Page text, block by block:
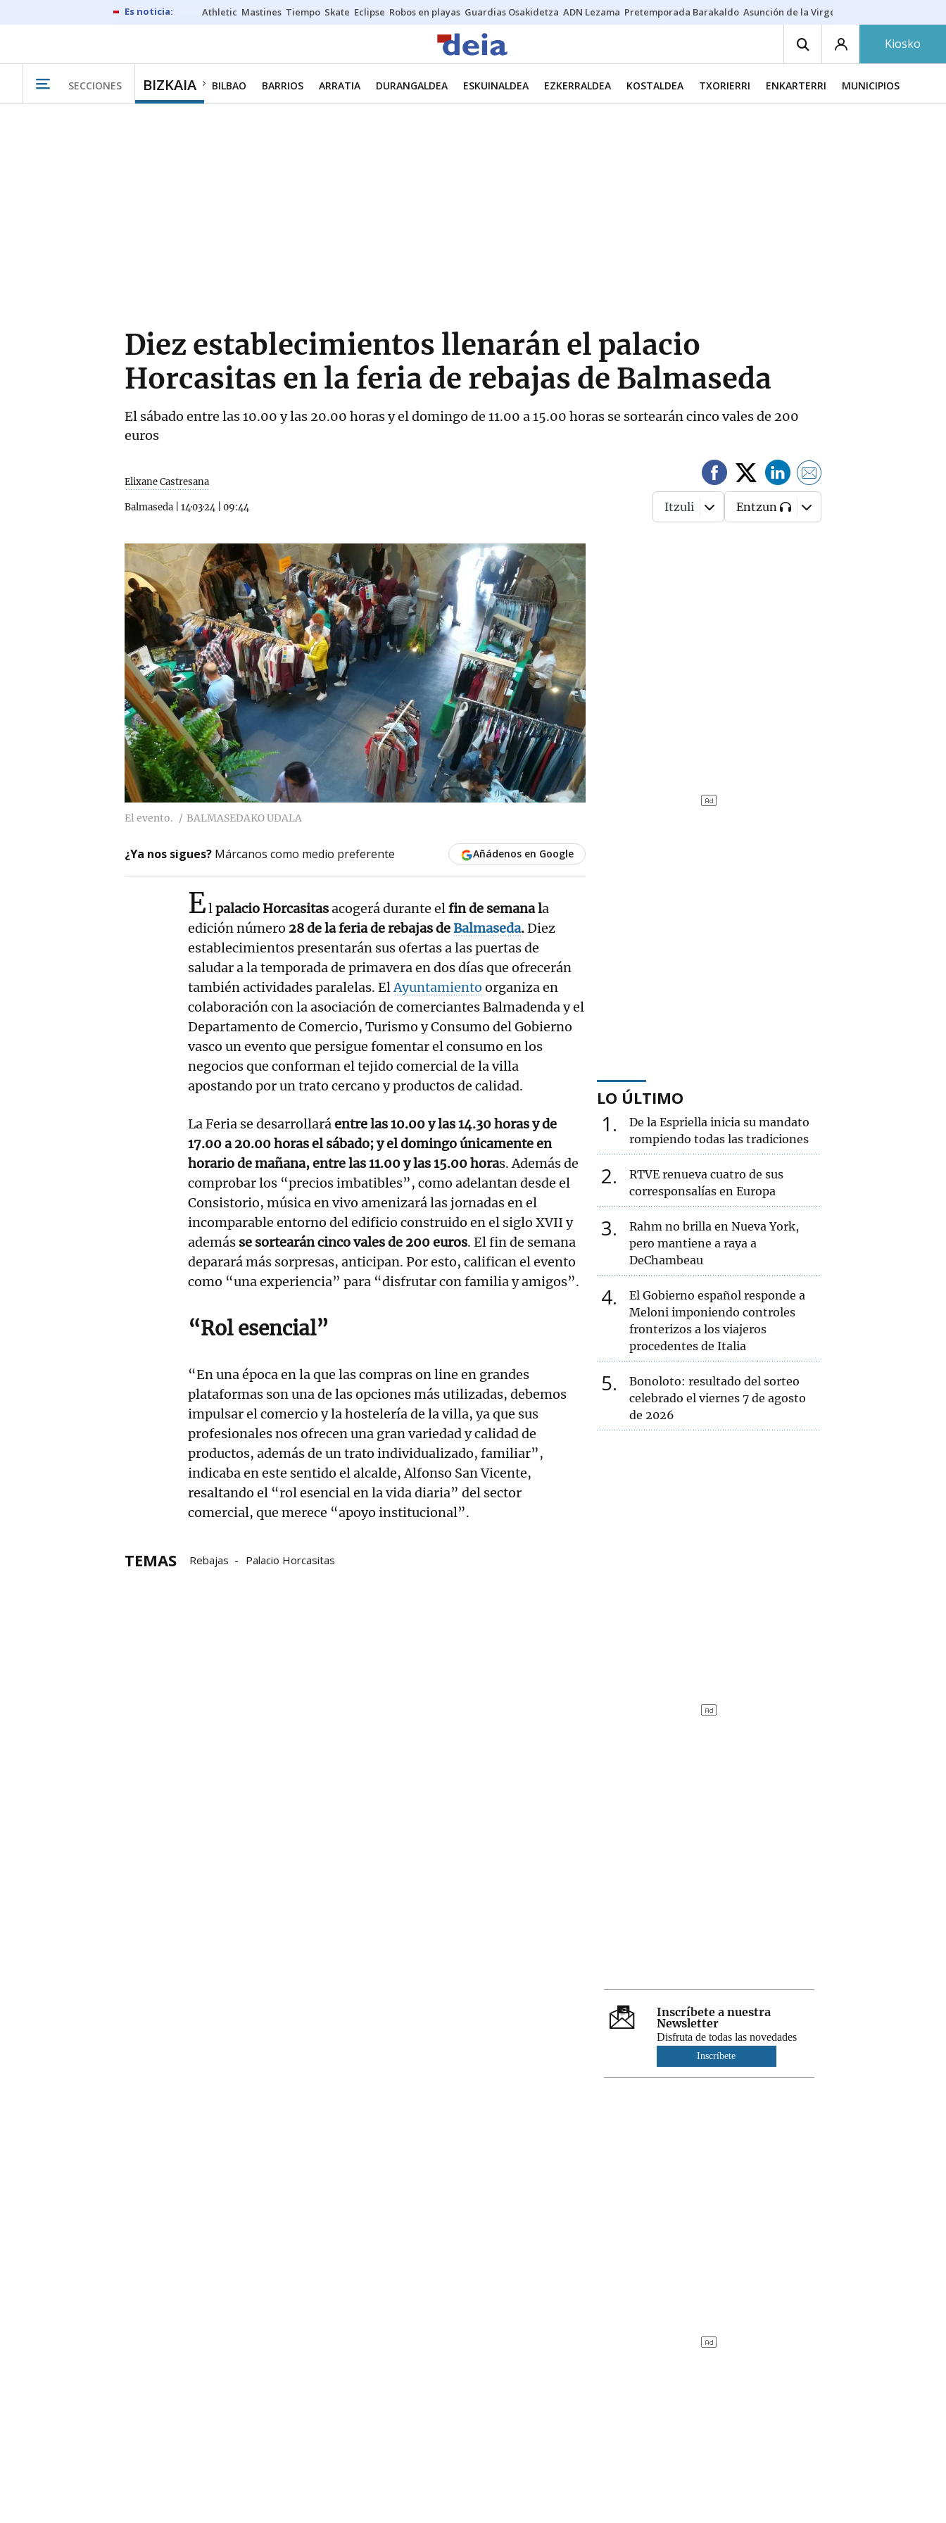
Athletic Mastines Tiempo Skate Eclipse Robos en playas Guardias Osakidetza ADN Lezama Pretemporada Barakaldo Asunción de la Virgen
Kiosko
SECCIONES BIZKAIA BILBAO BARRIOS ARRATIA DURANGALDEA ESKUINALDEA EZKERRALDEA KOSTALDEA TXORIERRI ENKARTERRI MUNICIPIOS
Diez establecimientos llenarán el palacio
Horcasitas en la feria de rebajas de Balmaseda
El sábado entre las 10.00 y las 20.00 horas y el domingo de 11.00 a 15.00 horas se sortearán cinco vales de 200
euros
Elixane Castresana
Balmaseda 14·03·24 09:44 Itzuli Entzun
El evento. BALMASEDAKO UDALA
¿Ya nos sigues? Márcanos como medio preferente Añádenos en Google
Elpalacio Horcasitasacogerá durante elfin de semana la
edición número 28 de la feria de rebajas deBalmaseda.Diez
establecimientos presentarán sus ofertas a las puertas de
saludar a la temporada de primavera en dos días que ofrecerán
también actividades paralelas. ElAyuntamiento organiza en
colaboración con la asociación de comerciantes Balmadenda y el
Departamento de Comercio, Turismo y Consumo del Gobierno
vasco un evento que persigue fomentar el consumo en los
negocios que conforman el tejido comercial de la villa
apostando por un trato cercano y productos de calidad.
La Feria se desarrollaráentre las 10.00 y las 14.30 horas y de
17.00 a 20.00 horas el sábado; y el domingo únicamente en
horario de mañana, entre las 11.00 y las 15.00 horas. Además de
comprobar los “precios imbatibles”, como adelantan desde el
Consistorio, música en vivo amenizará las jornadas en el
incomparable entorno del edificio construido en el siglo XVII y
además se sortearán cinco vales de 200 euros. El fin de semana
deparará más sorpresas, anticipan. Por esto, califican el evento
como “una experiencia” para “disfrutar con familia y amigos”.
“Rol esencial”
“En una época en la que las compras on line en grandes
plataformas son una de las opciones más utilizadas, debemos
impulsar el comercio y la hostelería de la villa, ya que sus
profesionales nos ofrecen una gran variedad y calidad de
productos, además de un trato individualizado, familiar”,
indicaba en este sentido el alcalde, Alfonso San Vicente,
resaltando el “rol esencial en la vida diaria” del sector
comercial, que merece “apoyo institucional”.
TEMAS Rebajas Palacio Horcasitas
LO ÚLTIMO
1
De la Espriella inicia su mandato
rompiendo todas las tradiciones
2
RTVE renueva cuatro de sus
corresponsalías en Europa
3
Rahm no brilla en Nueva York,
pero mantiene a raya a
DeChambeau
4
El Gobierno español responde a
Meloni imponiendo controles
fronterizos a los viajeros
procedentes de Italia
5
Bonoloto: resultado del sorteo
celebrado el viernes 7 de agosto
de 2026
Inscríbete a nuestra
Newsletter
Disfruta de todas las novedades
Inscríbete